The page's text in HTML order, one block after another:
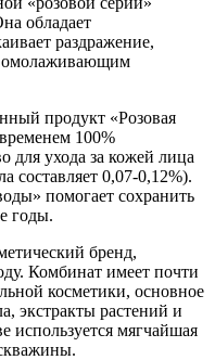
обладает
раздражение,
омолаживающим
продукт «Розовая
100%
для ухода за кожей лица
составляет 0,07-0,12%).
помогает сохранить
годы.
бренд,
Комбинат имеет почти
косметики, основное
экстракты растений и
используется мягчайшая